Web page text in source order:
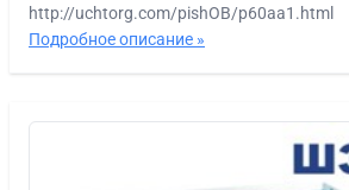
http://uchtorg.com/pishOB/p60aa1.html
Подробное описание »